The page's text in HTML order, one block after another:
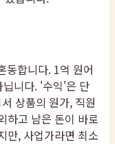
동합니다. 1억 원어
니다. '수익'은 단
상품의 원가, 직원
하고 남은 돈이 바로
만, 사업가라면 최소